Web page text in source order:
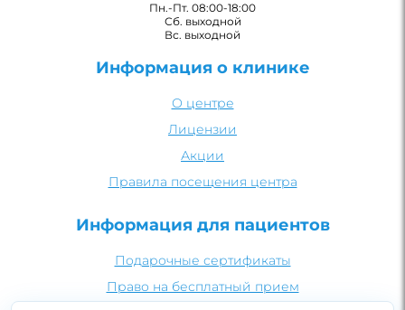
Пн.-Пт. 08:00-18:00
Сб. выходной
Вс. выходной
Информация о клинике
О центре
Лицензии
Акции
Правила посещения центра
Информация для пациентов
Подарочные сертификаты
Право на бесплатный прием